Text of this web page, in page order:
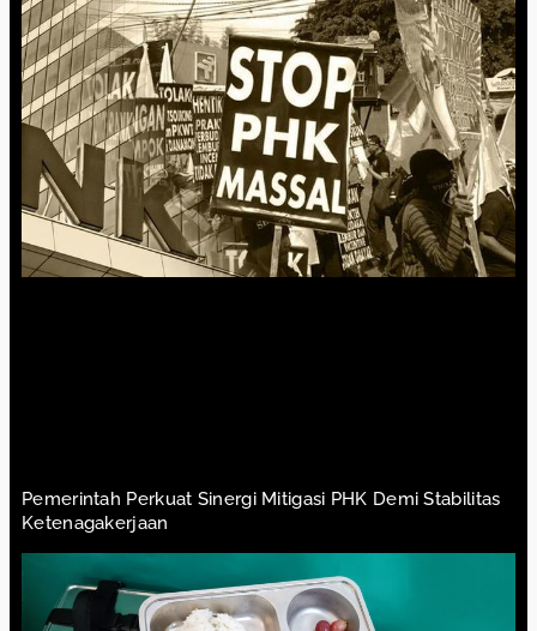
Pemerintah Perkuat Sinergi Mitigasi PHK Demi Stabilitas
Ketenagakerjaan